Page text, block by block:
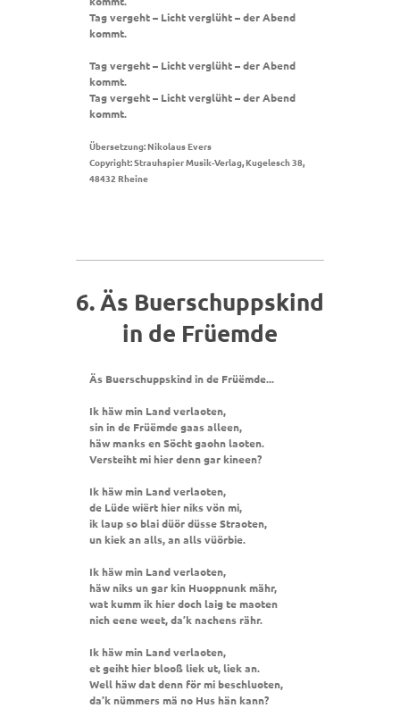
Tag vergeht – Licht verglüht – der Abend
kommt.
Tag vergeht – Licht verglüht – der Abend
kommt.
Tag vergeht – Licht verglüht – der Abend
kommt.
Übersetzung: Nikolaus Evers
Copyright: Strauhspier Musik-Verlag, Kugelesch 38,
48432 Rheine
6. Äs Buerschuppskind
in de Früemde
Äs Buerschuppskind in de Früëmde...
Ik häw min Land verlaoten,
sin in de Früëmde gaas alleen,
häw manks en Söcht gaohn laoten.
Versteiht mi hier denn gar kineen?
Ik häw min Land verlaoten,
de Lüde wiërt hier niks vön mi,
ik laup so blai düör düsse Straoten,
un kiek an alls, an alls vüörbie.
Ik häw min Land verlaoten,
häw niks un gar kin Huoppnunk mähr,
wat kumm ik hier doch laig te maoten
nich eene weet, da’k nachens rähr.
Ik häw min Land verlaoten,
et geiht hier blooß liek ut, liek an.
Well häw dat denn för mi beschluoten,
da’k nümmers mä no Hus hän kann?